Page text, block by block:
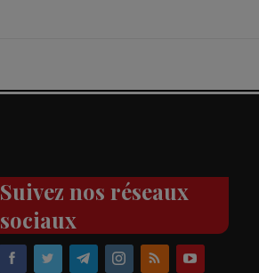
Suivez nos réseaux
sociaux